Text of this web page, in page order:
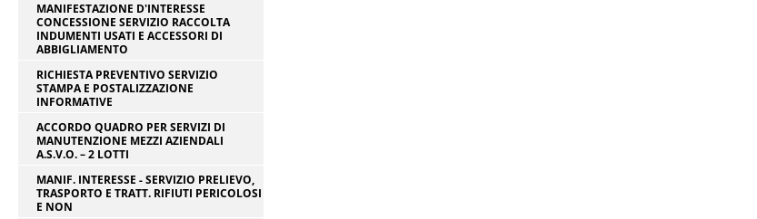
MANIFESTAZIONE D'INTERESSE
CONCESSIONE SERVIZIO RACCOLTA
INDUMENTI USATI E ACCESSORI DI
ABBIGLIAMENTO
RICHIESTA PREVENTIVO SERVIZIO
STAMPA E POSTALIZZAZIONE
INFORMATIVE
ACCORDO QUADRO PER SERVIZI DI
MANUTENZIONE MEZZI AZIENDALI
A.S.V.O. – 2 LOTTI
MANIF. INTERESSE - SERVIZIO PRELIEVO,
TRASPORTO E TRATT. RIFIUTI PERICOLOSI
E NON